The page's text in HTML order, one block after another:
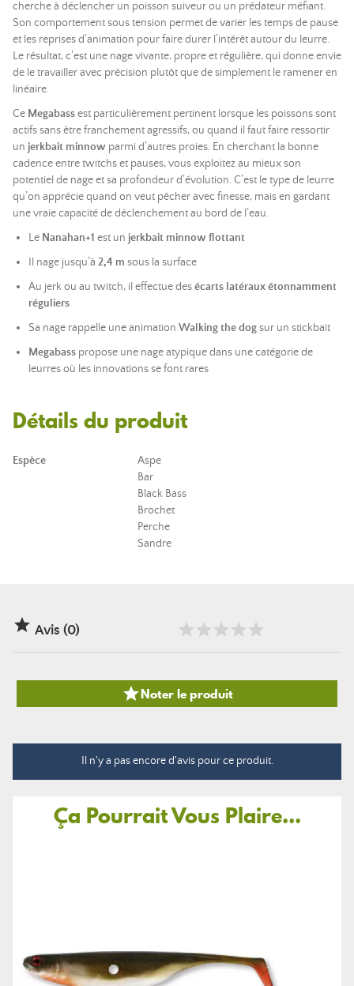
cherche à déclencher un poisson suiveur ou un prédateur méfiant.
Son comportement sous tension permet de varier les temps de pause
et les reprises d’animation pour faire durer l’intérêt autour du leurre.
Le résultat, c’est une nage vivante, propre et régulière, qui donne envie
de le travailler avec précision plutôt que de simplement le ramener en
linéaire.
Ce Megabassest particulièrement pertinent lorsque les poissons sont
actifs sans être franchement agressifs, ou quand il faut faire ressortir
un jerkbait minnow parmi d’autres proies. En cherchant la bonne
cadence entre twitchs et pauses, vous exploitez au mieux son
potentiel de nage et sa profondeur d’évolution. C’est le type de leurre
qu’on apprécie quand on veut pêcher avec finesse, mais en gardant
une vraie capacité de déclenchement au bord de l’eau.
Le Nanahan+1 est un jerkbait minnow flottant
Il nage jusqu’à 2,4 m sous la surface
Au jerk ou au twitch, il effectue desécarts latéraux étonnamment
réguliers
Sa nage rappelle une animation Walking the dogsur un stickbait
Megabass propose une nage atypique dans une catégorie de
leurres où les innovations se font rares
Détails du produit
Espèce
Aspe
Bar
Black Bass
Brochet
Perche
Sandre
 Avis (0)
Noter le produit
Il n'y a pas encore d'avis pour ce produit.
Ça Pourrait Vous Plaire...